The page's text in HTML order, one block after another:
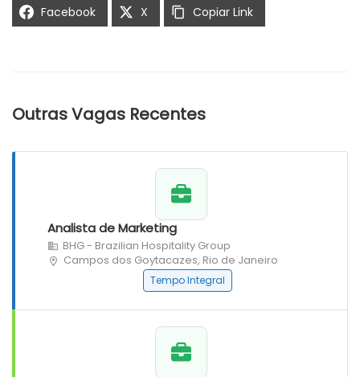
Facebook X Copiar Link
Outras Vagas Recentes
Analista de Marketing
BHG - Brazilian Hospitality Group
Campos dos Goytacazes, Rio de Janeiro
Tempo Integral